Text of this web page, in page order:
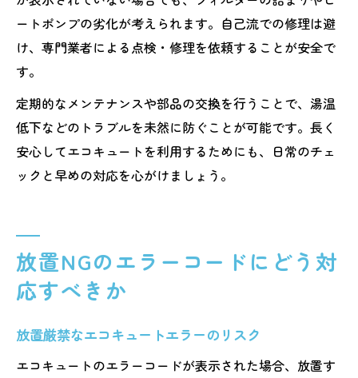
ートポンプの劣化が考えられます。自己流での修理は避
け、専門業者による点検・修理を依頼することが安全で
す。
定期的なメンテナンスや部品の交換を行うことで、湯温
低下などのトラブルを未然に防ぐことが可能です。長く
安心してエコキュートを利用するためにも、日常のチェ
ックと早めの対応を心がけましょう。
放置NGのエラーコードにどう対
応すべきか
放置厳禁なエコキュートエラーのリスク
エコキュートのエラーコードが表示された場合、放置す